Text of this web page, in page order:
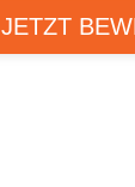
JETZT